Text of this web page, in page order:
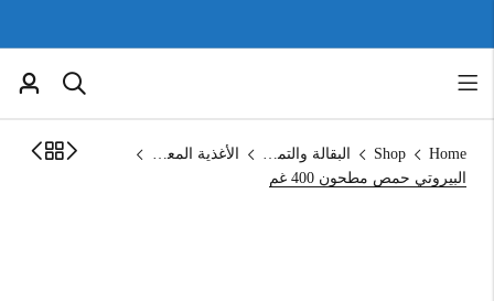
Home
Shop البقالة والتموين
الأغذية المعلبة
البيروتي حمص مطحون 400 غم